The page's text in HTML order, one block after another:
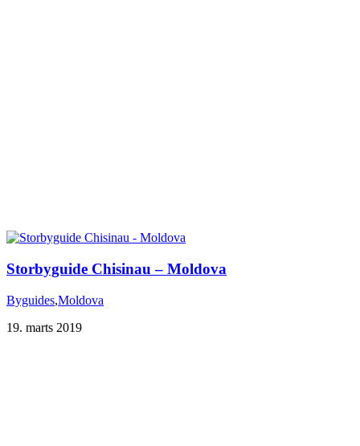
Storbyguide Chisinau – Moldova
Byguides,Moldova
19. marts 2019